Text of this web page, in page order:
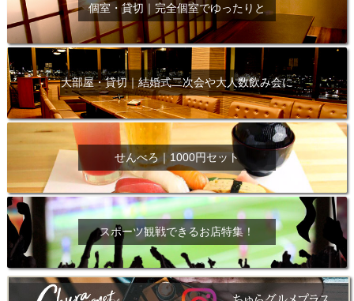
個室・貸切｜完全個室でゆったりと
大部屋・貸切｜結婚式二次会や大人数飲み会に
せんべろ｜1000円セット
スポーツ観戦できるお店特集！